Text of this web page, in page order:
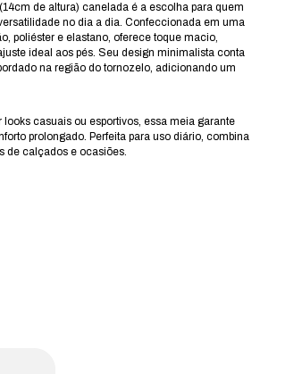
de altura) canelada é a escolha para quem
no dia a dia. Confeccionada em uma
poliéster e elastano, oferece toque macio,
ideal aos pés. Seu design minimalista conta
na região do tornozelo, adicionando um
looks casuais ou esportivos, essa meia garante
prolongado. Perfeita para uso diário, combina
de calçados e ocasiões.